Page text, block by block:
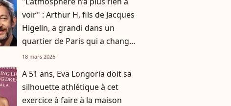
voir" : Arthur H, fils de Jacques
Higelin, a grandi dans un
quartier de Paris qui a changé
du tout au tout
18 mars 2026
A 51 ans, Eva Longoria doit sa
silhouette athlétique à cet
exercice à faire à la maison